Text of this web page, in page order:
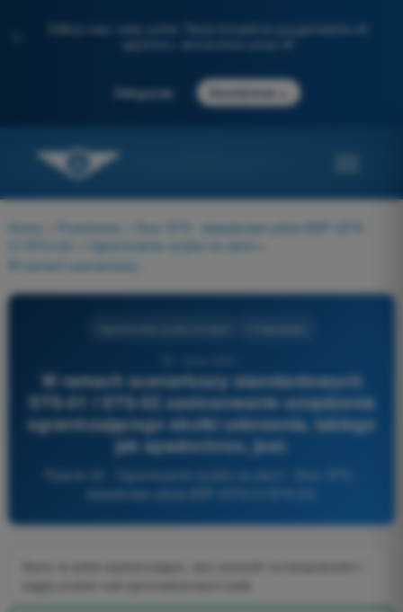
Odkryj nasz nowy portal: Twoje kompletne przygotowanie do
Zaloguj się Zacznij teraz
Home Przedmioty
Dron STS - świadectwo pilota BSP (STS-
Ograniczanie ryzyka na ziemi
W ramach scenariuszy standardowych
STS-01 i STS-02 zastosowanie urządzenia
ograniczającego skutki uderzenia, takiego
jak spadochron, jest:
Samo w sobie wystarczające, aby zezwolić na bezpośredni i